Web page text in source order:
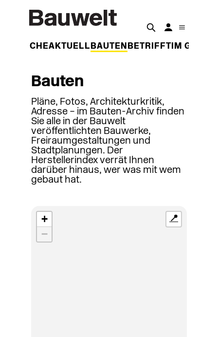
WOCHEAKTUELL BAUTEN BETRIFFT IM
Bauten
Pläne, Fotos, Architekturkritik,
Adresse – im Bauten-Archiv finden
Sie alle in der Bauwelt
veröffentlichten Bauwerke,
Freiraumgestaltungen und
Stadtplanungen. Der
Herstellerindex verrät Ihnen
darüber hinaus, wer was mit wem
gebaut hat.
+
−
📍